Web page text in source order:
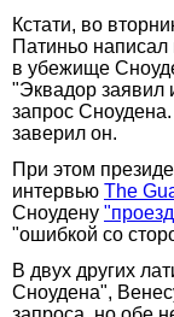
Кстати, во
Патиньо написал
в убежище
"Эквадор заявил
запрос
заверил он.
При этом
интервью The
Сноудену
"ошибкой со
В двух других
Сноудена",